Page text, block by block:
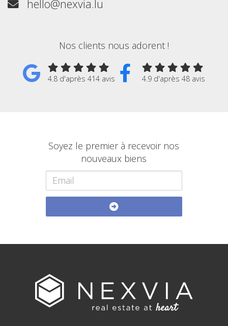
hello@nexvia.lu
Nos clients nous adorent !
4.8 d'après 414 avis 4.9 d'après 48 avis
Soyez le premier à recevoir nos
nouveaux biens